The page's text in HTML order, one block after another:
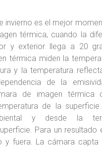
invierno es el mejor
térmica, cuando la
y exterior llega a 20
térmica miden la
y la temperatura
de la
de imagen térmica
de la
y desde la
Para un resultado
y fuera. La cámara capta